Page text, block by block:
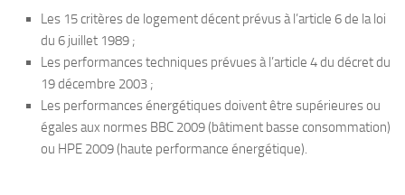
Les 15 critères de logement décent prévus à l’article 6 de la loi
du 6 juillet 1989 ;
Les performances techniques prévues à l’article 4 du décret du
19 décembre 2003 ;
Les performances énergétiques doivent être supérieures ou
égales aux normes BBC 2009 (bâtiment basse consommation)
ou HPE 2009 (haute performance énergétique).